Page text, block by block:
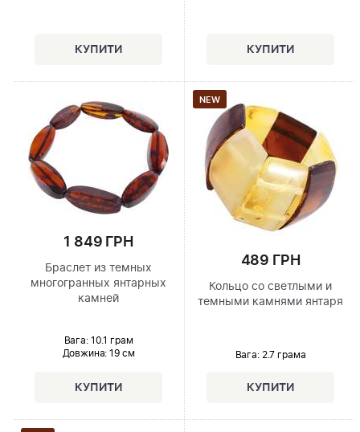
1 849 ГРН
Браслет из темных
многогранных янтарных
камней
Вага: 10.1 грам
Довжина: 19 см
NEW
489 ГРН
Кольцо со светлыми и
темными камнями янтаря
Вага: 2.7 грама